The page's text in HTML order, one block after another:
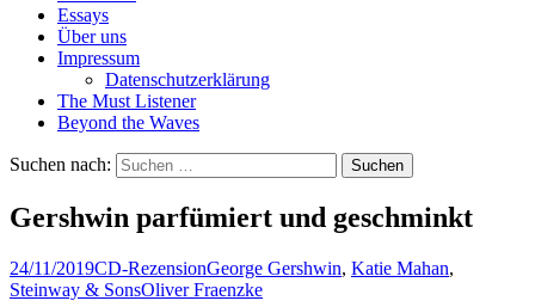
Essays
Über uns
Impressum
Datenschutzerklärung
The Must Listener
Beyond the Waves
Suchen nach:
Gershwin parfümiert und geschminkt
24/11/2019CD-RezensionGeorge Gershwin, Katie Mahan,
Steinway & SonsOliver Fraenzke